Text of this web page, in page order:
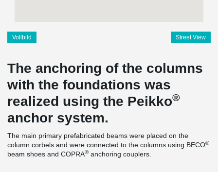
Vollbild Street View
The anchoring of the columns
with the foundations was
realized using the Peikko®
anchor system.
The main primary prefabricated beams were placed on the
column corbels and were connected to the columns using BECO®
beam shoes and COPRA® anchoring couplers.